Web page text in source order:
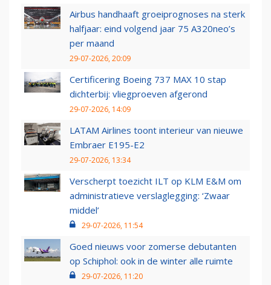
Airbus handhaaft groeiprognoses na sterk
halfjaar: eind volgend jaar 75 A320neo’s
per maand
29-07-2026, 20:09
Certificering Boeing 737 MAX 10 stap
dichterbij: vliegproeven afgerond
29-07-2026, 14:09
LATAM Airlines toont interieur van nieuwe
Embraer E195-E2
29-07-2026, 13:34
Verscherpt toezicht ILT op KLM E&M om
administratieve verslaglegging: ‘Zwaar
middel’
29-07-2026, 11:54
Goed nieuws voor zomerse debutanten
op Schiphol: ook in de winter alle ruimte
29-07-2026, 11:20